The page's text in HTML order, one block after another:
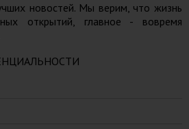
новостей. Мы верим, что жизнь
открытий, главное - вовремя